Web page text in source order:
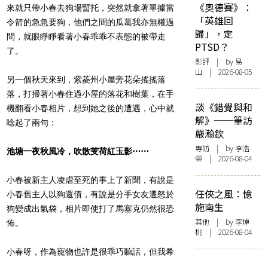
來就只帶小春去狗場暫托，突然就拿著單據當
令箭的急急要狗，他們之間的瓜葛我亦無權過
問，就眼睜睜看著小春乖乖不表態的被帶走
了。
另一個秋天來到，紫菱州小屋旁花朵搖搖落
落，打掃著小春住過小屋的落花和樹葉，在手
機翻看小春相片，想到她之後的遭遇，心中就
唸起了兩句：
池塘一夜秋風冷，吹散芰荷紅玉影⋯⋯
小春被新主人凌虐至死的事上了新聞，有說是
小春舊主人以狗還債，有說是分手女友遷怒於
狗變成出氣袋，相片即使打了馬塞克仍然很恐
怖。
小春呀，作為寵物也許是很乖巧聽話，但我希
《奧德賽》：
「英雄回
歸」，定
PTSD？
影評 | by 易
山 | 2026-08-05
談《錯覺與和
解》──筆訪
嚴瀚欽
專訪 | by 李浩
榮 | 2026-08-04
任俠之風：憶
施南生
其他 | by 李焯
桃 | 2026-08-04